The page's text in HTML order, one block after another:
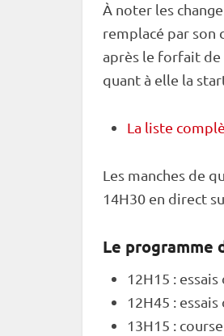
À noter les
remplacé par son
après le forfait de
quant à elle la
La liste
Les manches de
14H30 en direct
Le programme
12H15 :
12H45 :
13H15 :